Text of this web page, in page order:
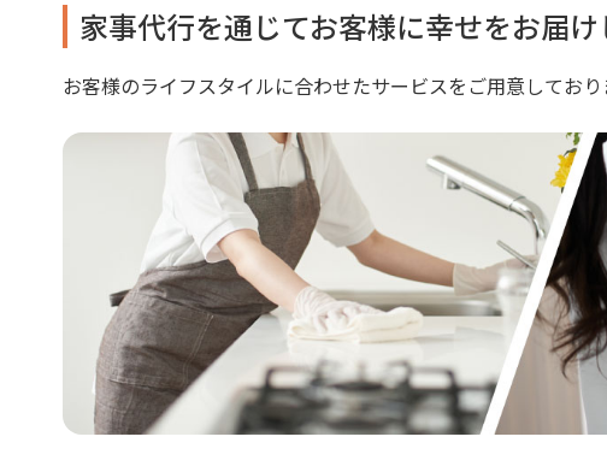
家事代行を通じてお客様に幸せをお届け
お客様のライフスタイルに合わせたサービスをご用意しており